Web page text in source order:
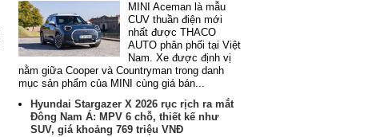
MINI Aceman là mẫu
CUV thuần điện mới
nhất được THACO
AUTO phân phối tại Việt
Nam. Xe được định vị
nằm giữa Cooper và Countryman trong danh
mục sản phẩm của MINI cùng giá bán...
Hyundai Stargazer X 2026 rục rịch ra mắt
Đông Nam Á: MPV 6 chỗ, thiết kế như
SUV, giá khoảng 769 triệu VNĐ